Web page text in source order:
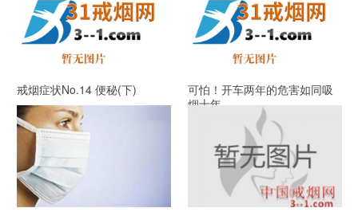
戒烟症状No.14 便秘(下)
可怕！开车两年的危害如同吸
烟十年